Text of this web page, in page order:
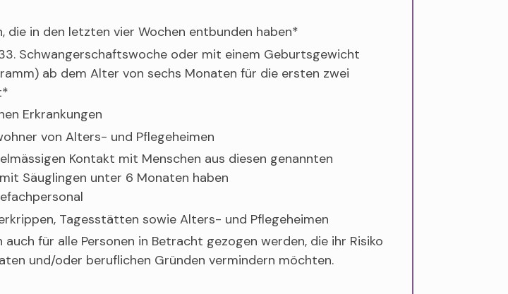
die in den letzten vier Wochen entbunden haben*
Schwangerschaftswoche oder mit einem Geburtsgewicht
ab dem Alter von sechs Monaten für die ersten zwei
Erkrankungen
von Alters- und Pflegeheimen
Kontakt mit Menschen aus diesen genannten
Säuglingen unter 6 Monaten haben
Tagesstätten sowie Alters- und Pflegeheimen
für alle Personen in Betracht gezogen werden, die ihr Risiko
und/oder beruflichen Gründen vermindern möchten.